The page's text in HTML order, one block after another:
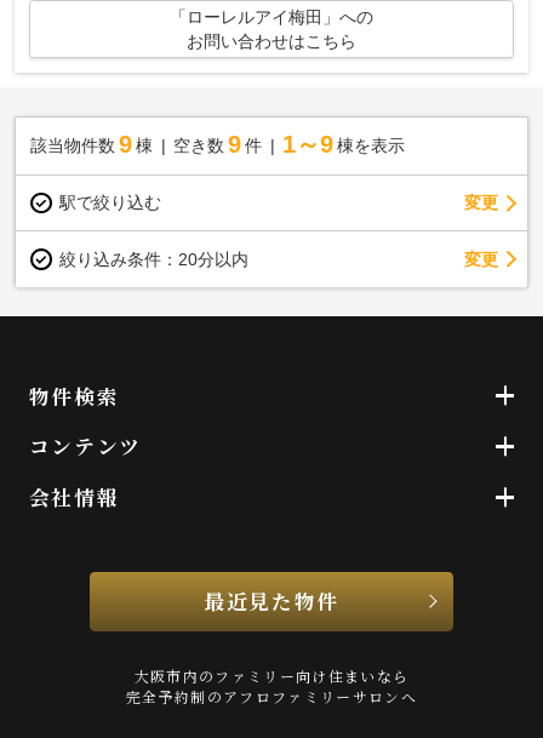
「ローレルアイ梅田」への
お問い合わせはこちら
該当物件数 9棟 空き数 9 件 1～9 棟を表示
駅で絞り込む 変更
絞り込み条件： 20分以内 変更
物件検索
コンテンツ
会社情報
最近見た物件
大阪市内のファミリー向け住まいなら
完全予約制のアフロファミリーサロンへ